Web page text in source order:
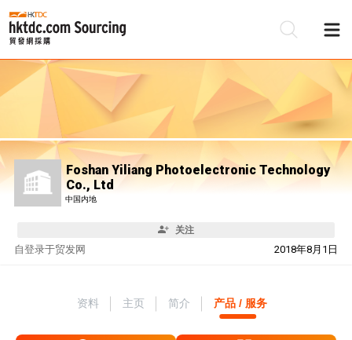
Foshan Yiliang Photoelectronic Technology
Co., Ltd
中国内地
关注
自 2018年8月1日
登录于贸发网
资料 主页 简介 产品 / 服务